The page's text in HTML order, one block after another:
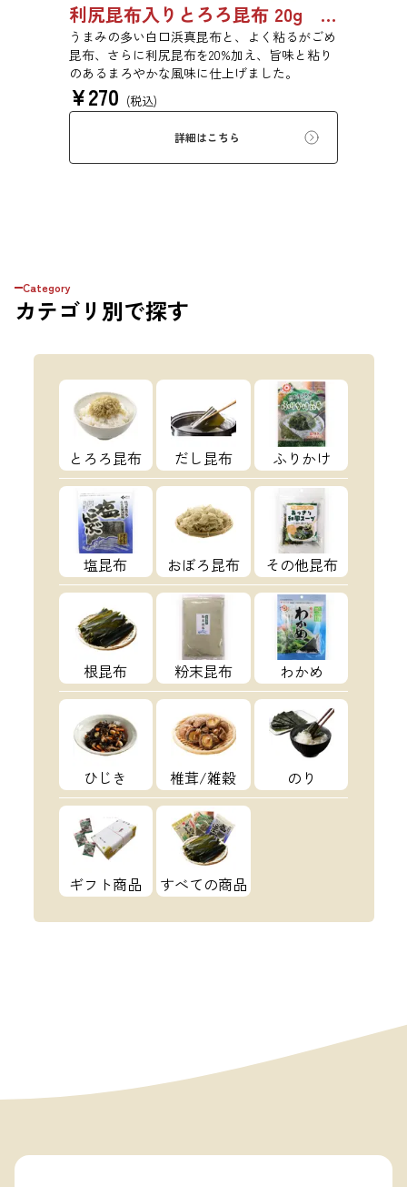
利尻昆布入りとろろ昆布 20g 3436
うまみの多い白口浜真昆布と、よく粘るがごめ
昆布、さらに利尻昆布を20%加え、旨味と粘り
のあるまろやかな風味に仕上げました。
¥270 (税込)
詳細はこちら
Category
カテゴリ 別で探す
とろろ昆布 だし昆布 ふりかけ
塩昆布 おぼろ昆布 その他昆布
根昆布 粉末昆布 わかめ
ひじき 椎茸/雑穀 のり
ギフト商品 すべての商品